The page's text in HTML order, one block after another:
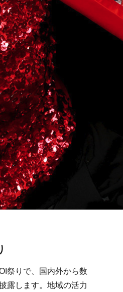
祭りで、国内外から数
露します。地域の活力